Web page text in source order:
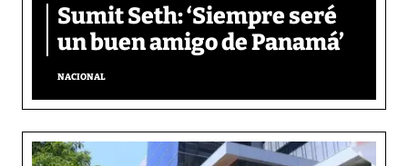
Sumit Seth: ‘Siempre seré
un buen amigo de Panamá’
NACIONAL